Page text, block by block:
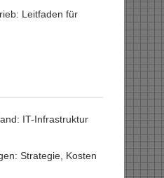
Leitfaden für
IT-Infrastruktur
Strategie, Kosten